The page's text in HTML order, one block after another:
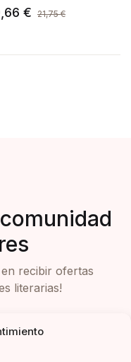
€ 21,75€
recibir ofertas
literarias!